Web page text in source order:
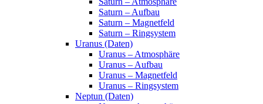
Saturn – Aufbau
Saturn – Magnetfeld
Saturn – Ringsystem
Uranus (Daten)
Uranus – Atmosphäre
Uranus – Aufbau
Uranus – Magnetfeld
Uranus – Ringsystem
Neptun (Daten)